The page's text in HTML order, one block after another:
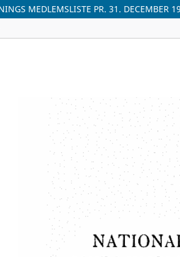
MEDLEMSLISTE PR. 31. DECEMBER